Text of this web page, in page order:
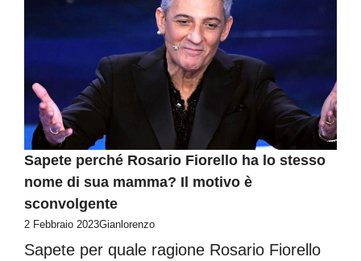
Sapete perché Rosario Fiorello ha lo stesso
nome di sua mamma? Il motivo è
sconvolgente
2 Febbraio 2023Gianlorenzo
Sapete per quale ragione Rosario Fiorello